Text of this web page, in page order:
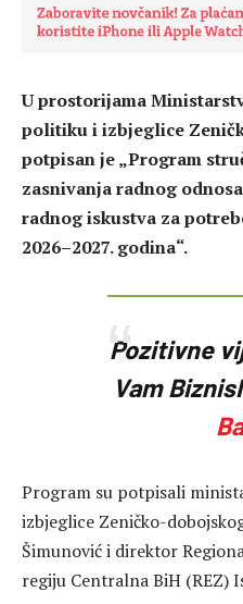
U prostorijama
politiku i izbjeglice
potpisan je „Program
zasnivanja radnog
radnog iskustva za
2026–2027. godina“.
Pozitivne
Vam
Program su potpisali
izbjeglice Zeničko-
Šimunović i direktor
regiju Centralna BiH (REZ)